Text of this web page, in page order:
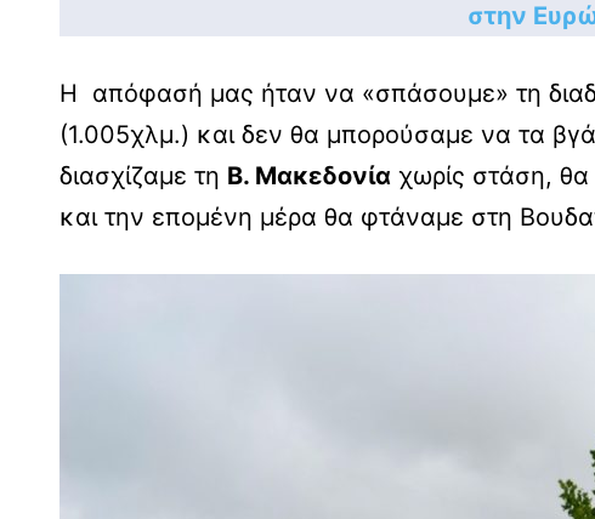
στην
Η απόφασή μας ήταν να «σπάσουμε» τη
(1.005χλμ.) και δεν θα μπορούσαμε να τα
διασχίζαμε τη Β. Μακεδονία χωρίς στάση,
και την επομένη μέρα θα φτάναμε στη